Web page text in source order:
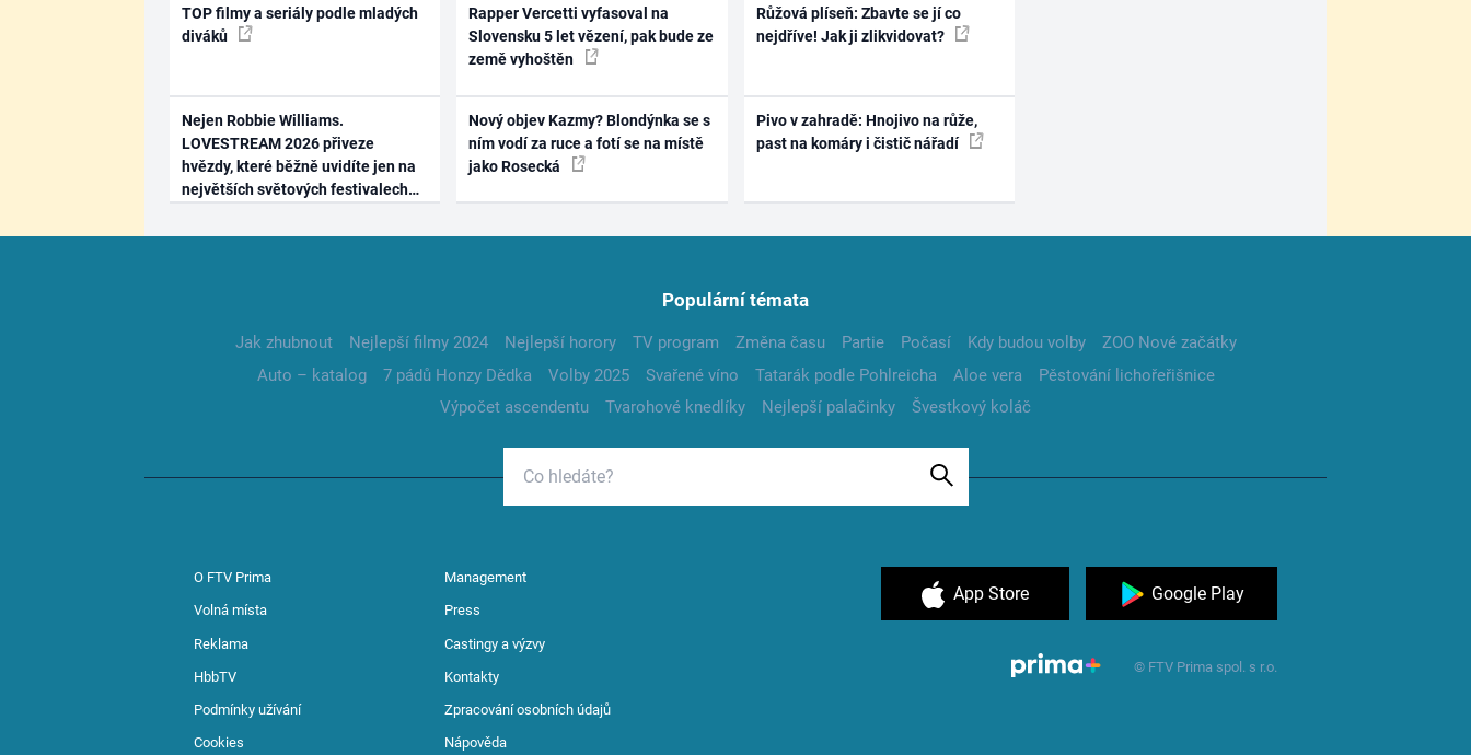
TOP filmy a seriály podle mladých
diváků
Nejen Robbie Williams.
LOVESTREAM 2026 přiveze
hvězdy, které běžně uvidíte jen na
největších světových festivalech
Rapper Vercetti vyfasoval na
Slovensku 5 let vězení, pak bude ze
země vyhoštěn
Nový objev Kazmy? Blondýnka se s
ním vodí za ruce a fotí se na místě
jako Rosecká
Růžová plíseň: Zbavte se jí co
nejdříve! Jak ji zlikvidovat?
Pivo v zahradě: Hnojivo na růže,
past na komáry i čistič nářadí
Populární témata
Jak zhubnout Nejlepší filmy 2024 Nejlepší horory TV program Změna času Partie Počasí Kdy budou volby
ZOO Nové začátky
Auto – katalog
7 pádů Honzy Dědka Volby 2025 Svařené víno Tatarák podle Pohlreicha Aloe vera
Pěstování lichořeřišnice
Výpočet ascendentu
Tvarohové knedlíky Nejlepší palačinky Švestkový koláč
O FTV Prima Management
Volná místa Press
Reklama Castingy a výzvy
HbbTV Kontakty
Podmínky užívání Zpracování osobních údajů
Cookies Nápověda
App Store Google Play
© FTV Prima spol. s r.o.